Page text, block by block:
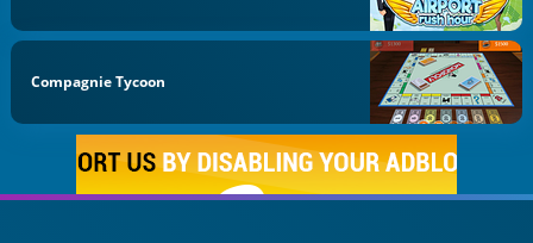
Compagnie Tycoon